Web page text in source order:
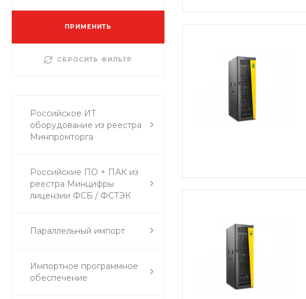
ПРИМЕНИТЬ
СБРОСИТЬ ФИЛЬТР
Российское ИТ
оборудование из реестра
Минпромторга
Российские ПО + ПАК из
реестра Минцифры
лицензии ФСБ / ФСТЭК
Параллельный импорт
Импортное программное
обеспечение